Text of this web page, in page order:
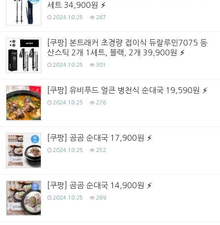
세트 34,900원
2024.10.25 267
[쿠팡] 본트래커 초경량 접이식 듀랄루민7075 등
산스틱 2개 1세트, 블랙, 2개 39,900원
2024.10.25 301
[쿠팡] 유비푸드 얼큰 병천식 순대국 19,590원
2024.10.25 276
[쿠팡] 곰곰 순대국 17,900원
2024.10.25 252
[쿠팡] 곰곰 순대국 14,900원
2024.10.25 269